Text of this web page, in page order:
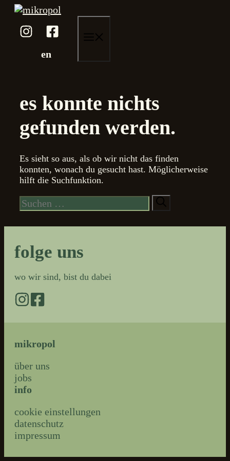
Zum
springen
en
es konnte nichts
gefunden werden.
Es sieht so aus, als ob wir nicht das finden
konnten, wonach du gesucht hast. Möglicherweise
hilft die Suchfunktion.
Suche
nach:
folge uns
wo wir sind, bist du dabei
mikropol
über uns
jobs
info
cookie einstellungen
datenschutz
impressum